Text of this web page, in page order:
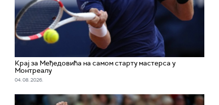
Крај за Међедовића на самом старту мастерса у
Монтреалу
04. 08. 2026.